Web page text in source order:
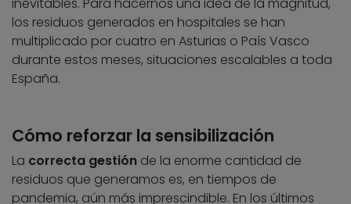
los residuos generados en hospitales se han
multiplicado por cuatro en Asturias o País Vasco
durante estos meses, situaciones escalables a toda
España.
Cómo reforzar la sensibilización
La correcta gestión de la enorme cantidad de
residuos que generamos es, en tiempos de
pandemia, aún más imprescindible. En los últimos